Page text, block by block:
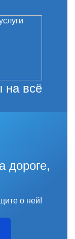
всё
дороге,
о ней!